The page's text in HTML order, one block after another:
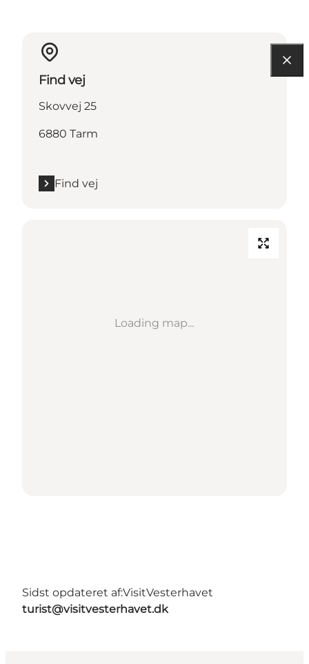
Find vej
Skovvej 25
6880 Tarm
Find vej
Loading map...
Sidst opdateret af:VisitVesterhavet
turist@visitvesterhavet.dk